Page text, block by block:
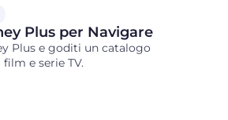
Plus per Navigare
Plus e goditi un catalogo
e serie TV.